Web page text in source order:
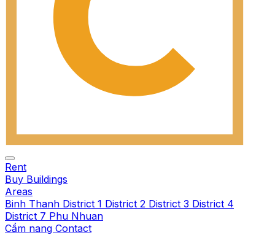
Rent
Buy Buildings
Areas
Binh Thanh District 1 District 2 District 3 District 4
District 7 Phu Nhuan
Cẩm nang Contact